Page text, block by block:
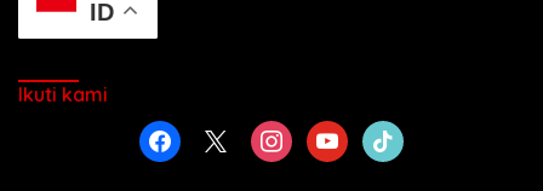
ID
Ikuti kami
facebook instagramyoutubetiktok